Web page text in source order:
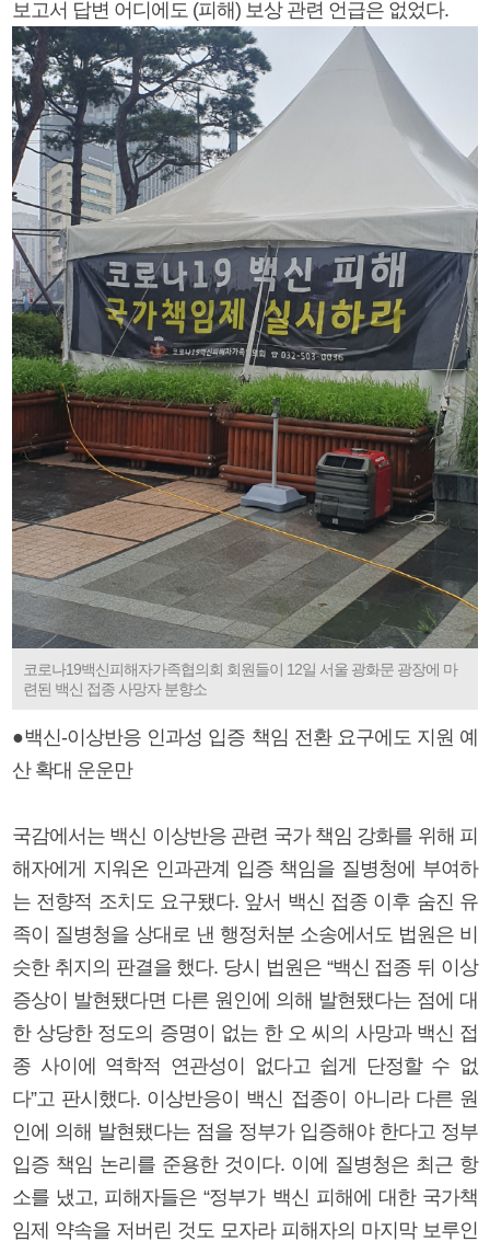
보고서 답변 어디에도 (피해) 보상 관련 언급은 없었다.
코로나19백신피해자가족협의회 회원들이 12일 서울 광화문 광장에 마
련된 백신 접종 사망자 분향소
●백신-이상반응 인과성 입증 책임 전환 요구에도 지원 예
산 확대 운운만
국감에서는 백신 이상반응 관련 국가 책임 강화를 위해 피
해자에게 지워온 인과관계 입증 책임을 질병청에 부여하
는 전향적 조치도 요구됐다. 앞서 백신 접종 이후 숨진 유
족이 질병청을 상대로 낸 행정처분 소송에서도 법원은 비
슷한 취지의 판결을 했다. 당시 법원은 “백신 접종 뒤 이상
증상이 발현됐다면 다른 원인에 의해 발현됐다는 점에 대
한 상당한 정도의 증명이 없는 한 오 씨의 사망과 백신 접
종 사이에 역학적 연관성이 없다고 쉽게 단정할 수 없
다”고 판시했다. 이상반응이 백신 접종이 아니라 다른 원
인에 의해 발현됐다는 점을 정부가 입증해야 한다고 정부
입증 책임 논리를 준용한 것이다. 이에 질병청은 최근 항
소를 냈고, 피해자들은 “정부가 백신 피해에 대한 국가책
임제 약속을 저버린 것도 모자라 피해자의 마지막 보루인